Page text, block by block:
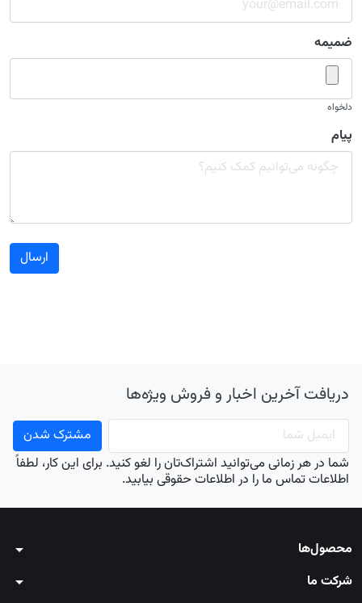
ضمیمه
دلخواه
پیام
دریافت آخرین اخبار و فروش ویژه‌ها
شما در هر زمانی می‌توانید اشتراک‌تان را لغو کنید. برای این کار، لطفاً
اطلاعات تماس ما را در اطلاعات حقوقی بیابید.
محصول‌ها arrow_drop_down
شرکت ما arrow_drop_down